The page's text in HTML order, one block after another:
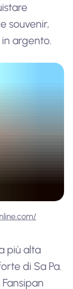
souvenir,
argento.
più alta
di Sa Pa.